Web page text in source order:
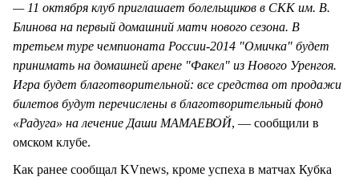
— 11 октября клуб приглашает болельщиков в СКК им. В.
Блинова на первый домашний матч нового сезона. В
третьем туре чемпионата России-2014 "Омичка" будет
принимать на домашней арене "Факел" из Нового Уренгоя.
Игра будет благотворительной: все средства от продажи
билетов будут перечислены в благотворительный фонд
«Радуга» на лечение Даши МАМАЕВОЙ, — сообщили в
омском клубе.
Как ранее сообщал KVnews, кроме успеха в матчах Кубка